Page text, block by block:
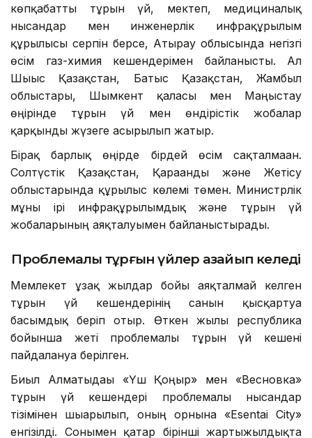
көпқабатты тұрғын үй, мектеп, медициналық
нысандар мен инженерлік инфрақұрылым
құрылысы серпін берсе, Атырау облысында негізгі
өсім газ-химия кешендерімен байланысты. Ал
Шығыс Қазақстан, Батыс Қазақстан, Жамбыл
облыстары, Шымкент қаласы мен Маңғыстау
өңірінде тұрғын үй мен өндірістік жобалар
қарқынды жүзеге асырылып жатыр.
Бірақ барлық өңірде бірдей өсім сақталмаған.
Солтүстік Қазақстан, Қарағанды және Жетісу
облыстарында құрылыс көлемі төмен. Министрлік
мұны ірі инфрақұрылымдық және тұрғын үй
жобаларының аяқталуымен байланыстырады.
Проблемалы тұрғын үйлер азайып келеді
Мемлекет ұзақ жылдар бойы аяқталмай келген
тұрғын үй кешендерінің санын қысқартуға
басымдық беріп отыр. Өткен жылы республика
бойынша жеті проблемалы тұрғын үй кешені
пайдалануға берілген.
Биыл Алматыдағы «Үш Қоңыр» мен «Весновка»
тұрғын үй кешендері проблемалы нысандар
тізімінен шығарылып, оның орнына «Esentai City»
енгізілді. Сонымен қатар бірінші жартыжылдықта